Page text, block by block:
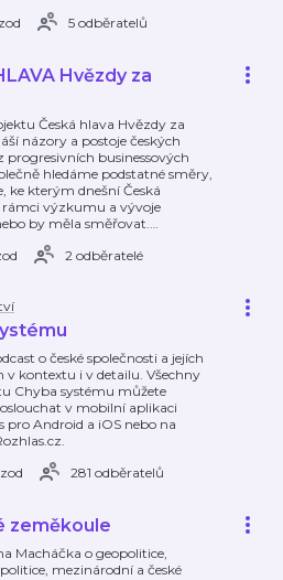
5 odběratelů
Hvězdy za
Česká hlava Hvězdy za
názory a postoje českých
progresivních businessových
hledáme podstatné směry,
ke kterým dnešní Česká
výzkumu a vývoje
by měla směřovat.…
2 odběratelé
o české společnosti a jejích
v kontextu i v detailu. Všechny
Chyba systému můžete
v mobilní aplikaci
pro Android a iOS nebo na
281 odběratelů
zeměkoule
Macháčka o geopolitice,
mezinárodní a české